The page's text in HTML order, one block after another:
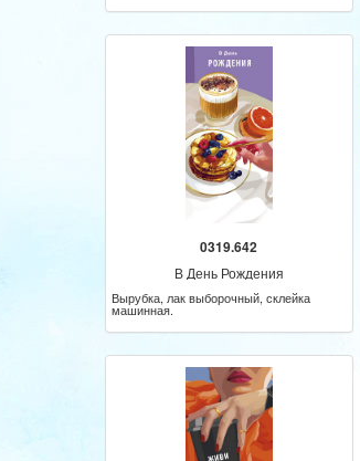
0319.642
В День Рождения
Вырубка, лак выборочный, склейка
машинная.